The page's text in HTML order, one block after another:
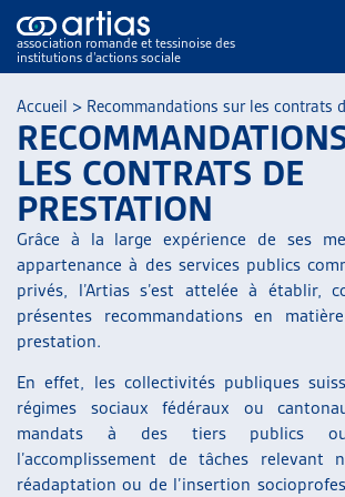
association romande et tessinoise des
institutions d’actions sociale
NOS PUBLICATIONS
ARTICLES
DOSSIERS DU MOIS
RESSOURCES
THÉMATIQUES
GUIDE SOCIAL ROMAND
AUTRES
Accueil > Recommandations sur les contrats
LES CONTRATS DE
PRESTATION
Grâce à la large expérience de ses
appartenance à des services publics
privés, l’Artias s’est attelée à établir,
présentes recommandations en
prestation.
En effet, les collectivités publiques
régimes sociaux fédéraux ou
mandats à des tiers publics
l’accomplissement de tâches relevant
réadaptation ou de l’insertion